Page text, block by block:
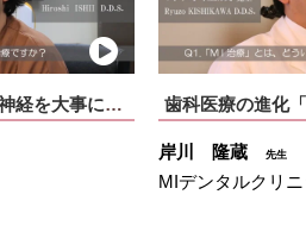
歯の治療において神経を大事にする理由 歯科医療の進化
岸川 隆蔵先生
MIデンタルクリ